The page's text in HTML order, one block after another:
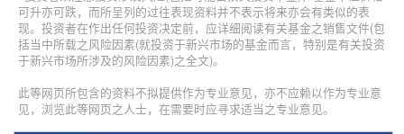
可升亦可跌，而所呈列的过往表现资料并不表示将来亦会有类似的表
现。投资者在作出任何投资决定前，应详细阅读有关基金之销售文件(包
括当中所载之风险因素(就投资于新兴市场的基金而言，特别是有关投资
于新兴市场所涉及的风险因素)之全文)。
此等网页所包含的资料不拟提供作为专业意见，亦不应赖以作为专业意
见，浏览此等网页之人士，在需要时应寻求适当之专业意见。